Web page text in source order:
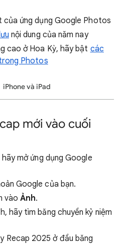
của ứng dụng Google Photos
nội dung của năm nay
cao ở Hoa Kỳ, hãy bật các
Photos
iPhone và iPad
mới vào cuối
mở ứng dụng Google
Google của bạn.
vàoẢnh.
hãy tìm băng chuyền kỷ niệm
Recap 2025 ở đầu băng